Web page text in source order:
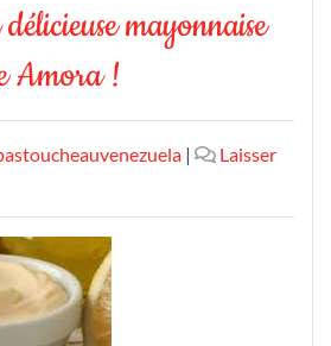
mayonnaise
Amora !
|
Laisser